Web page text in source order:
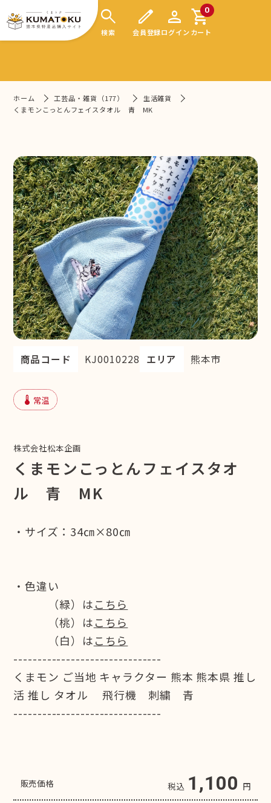
search
検索
edit
会員登録
person
ログイン
0
shopping_cart
カート
ホーム 工芸品・雑貨（177）
生活雑貨
くまモンこっとんフェイスタオル 青 MK
商品コード KJ0010228 エリア 熊本市
device_thermostat 常温
株式会社松本企画
くまモンこっとんフェイスタオ
ル 青 MK
・サイズ：34㎝×80㎝
・色違い
（緑）はこちら
（桃）はこちら
（白）はこちら
-------------------------------
くまモン ご当地 キャラクター 熊本 熊本県 推し
活 推し タオル 飛行機 刺繍 青
-------------------------------
販売価格 税込 1,100 円